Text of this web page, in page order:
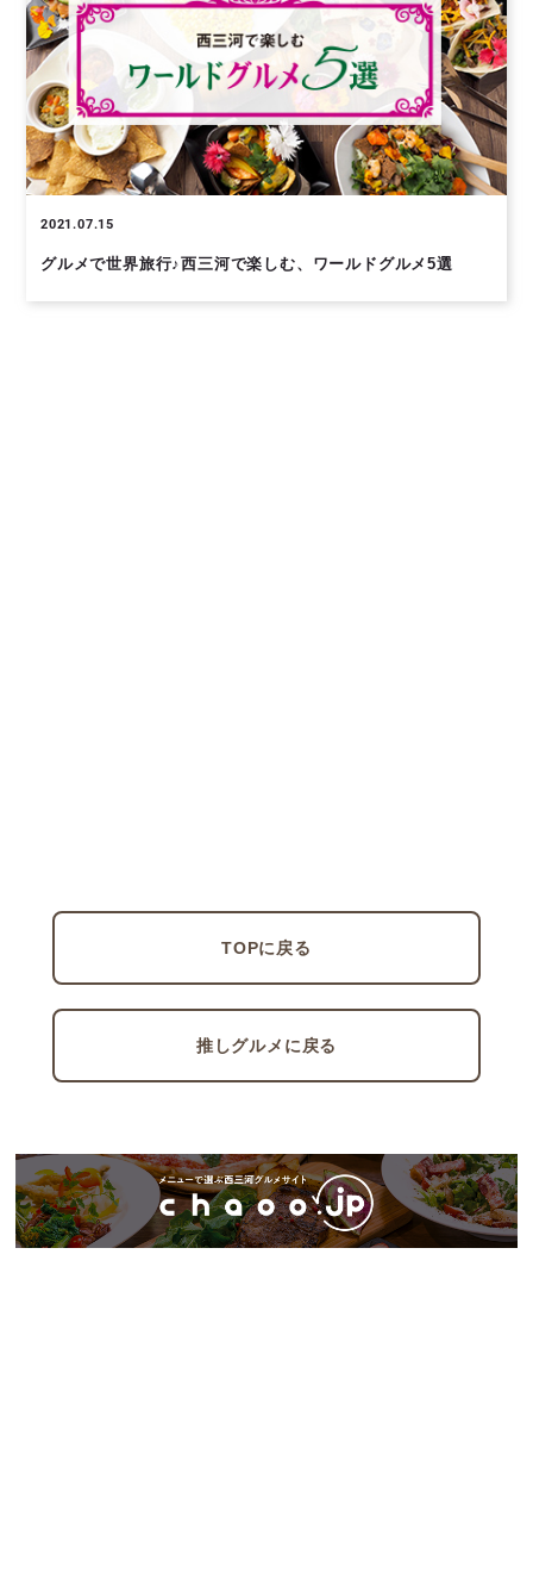
2021.07.15
グルメで世界旅行♪西三河で楽しむ、ワールドグルメ5選
TOPに戻る
推しグルメに戻る